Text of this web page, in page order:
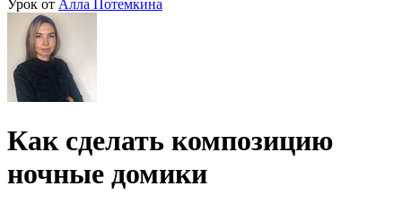
Урок от Алла Потемкина
Как сделать композицию
ночные домики